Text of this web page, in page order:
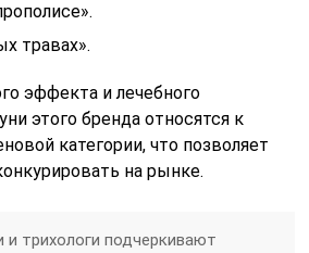
травах».
эффекта и лечебного
этого бренда относятся к
категории, что позволяет
на рынке.
и трихологи подчеркивают